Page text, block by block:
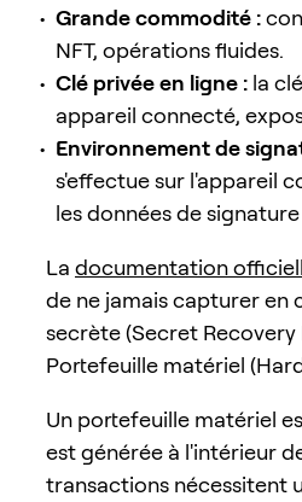
Grande commodité :
NFT, opérations fluides.
Clé privée en ligne : la
appareil connecté,
Environnement de
s'effectue sur l'appareil
les données de
La documentation
de ne jamais capturer en
secrète (Secret
Portefeuille matériel
Un portefeuille matériel
est générée à l'intérieur
transactions nécessitent